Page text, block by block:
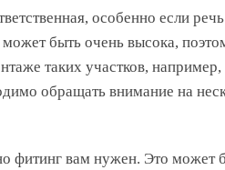
особенно если
быть очень высока,
таких участков, например,
обращать внимание на
фитинг вам нужен. Это может